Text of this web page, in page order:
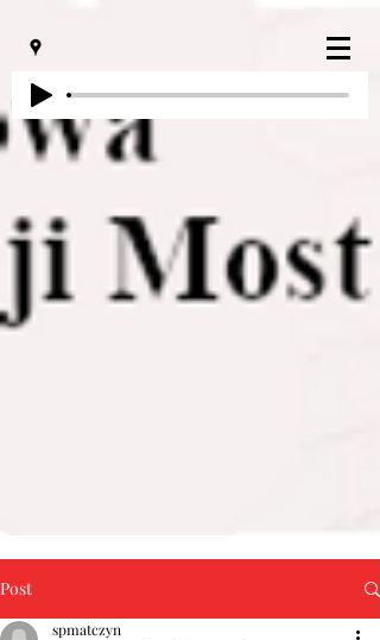
Post
spmatczyn